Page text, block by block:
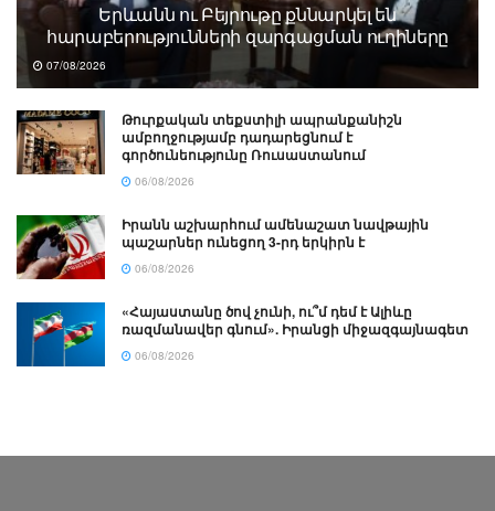
Երևանն ու Բեյրութը քննարկել են
հարաբերությունների զարգացման ուղիները
07/08/2026
Թուրքական տեքստիլի ապրանքանիշն
ամբողջությամբ դադարեցնում է
գործունեությունը Ռուսաստանում
06/08/2026
Իրանն աշխարհում ամենաշատ նավթային
պաշարներ ունեցող 3-րդ երկիրն է
06/08/2026
«Հայաստանը ծով չունի, ու՞մ դեմ է Ալիևը
ռազմանավեր գնում». Իրանցի միջազգայնագետ
06/08/2026